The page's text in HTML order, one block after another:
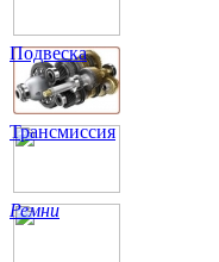
Подвеска
Трансмиссия
Ремни